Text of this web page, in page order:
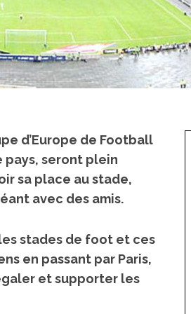
d’Europe de Football
pays, seront plein
sa place au stade,
avec des amis.
stades de foot et ces
en passant par Paris,
et supporter les